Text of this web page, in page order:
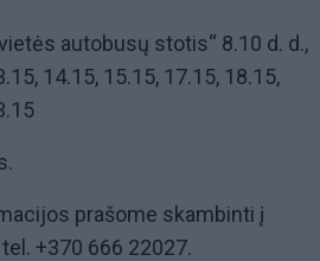
autobusų stotis“ 8.10 d. d.,
14.15, 15.15, 17.15, 18.15,
prašome skambinti į
+370 666 22027.